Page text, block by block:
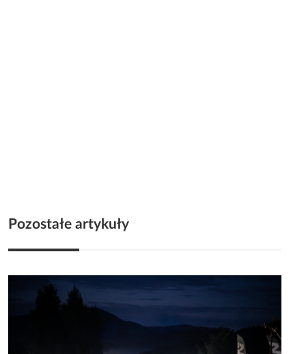
Pozostałe artykuły